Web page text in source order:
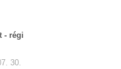
- régi
30.